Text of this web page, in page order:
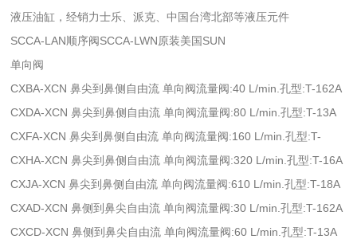
液压油缸，经销力士乐、派克、中国台湾北部等液压元件
SCCA-LAN顺序阀SCCA-LWN原装美国SUN
单向阀
CXBA-XCN 鼻尖到鼻侧自由流 单向阀流量阀:40 L/min.孔型:T-162A
CXDA-XCN 鼻尖到鼻侧自由流 单向阀流量阀:80 L/min.孔型:T-13A
CXFA-XCN 鼻尖到鼻侧自由流 单向阀流量阀:160 L/min.孔型:T-
CXHA-XCN 鼻尖到鼻侧自由流 单向阀流量阀:320 L/min.孔型:T-16A
CXJA-XCN 鼻尖到鼻侧自由流 单向阀流量阀:610 L/min.孔型:T-18A
CXAD-XCN 鼻侧到鼻尖自由流 单向阀流量阀:30 L/min.孔型:T-162A
CXCD-XCN 鼻侧到鼻尖自由流 单向阀流量阀:60 L/min.孔型:T-13A